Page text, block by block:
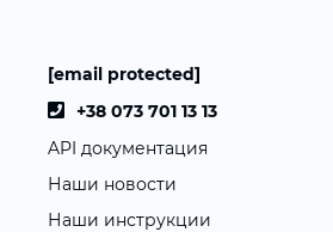
[email protected]
+38 073 701 13 13
API документация
Наши новости
Наши инструкции